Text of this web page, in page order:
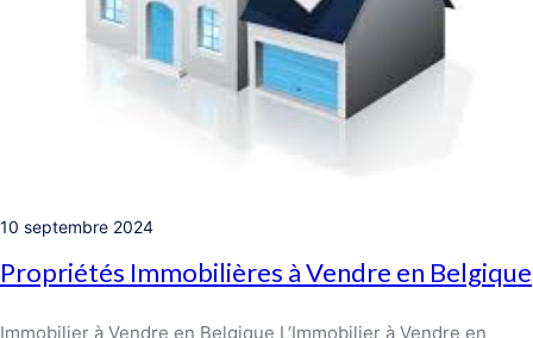
10 septembre 2024
Propriétés Immobilières à Vendre en Belgique
Immobilier à Vendre en Belgique L’Immobilier à Vendre en